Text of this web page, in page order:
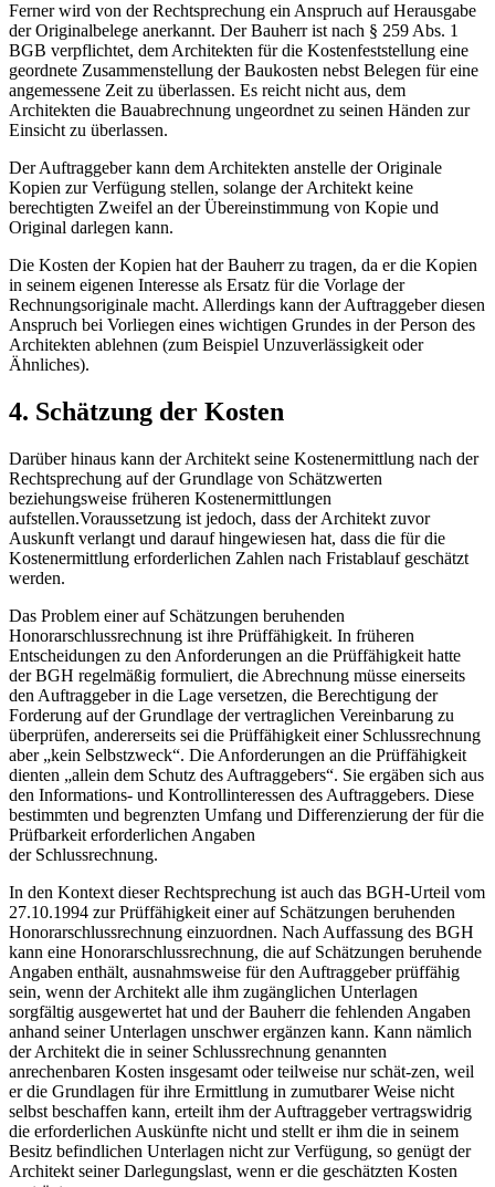
Ferner wird von der Rechtsprechung ein Anspruch auf ­Herausgabe
der Originalbelege anerkannt. Der Bauherr ist nach § 259 Abs. 1
BGB verpflichtet, dem Architekten für die Kostenfeststellung eine
geordnete Zusammenstellung der Baukosten nebst Belegen für eine
angemessene Zeit zu überlassen. Es reicht nicht aus, dem
Architekten die Bau­abrechnung ungeordnet zu seinen Händen zur
Einsicht zu überlassen.
Der Auftraggeber kann dem Architekten anstelle der Originale
Kopien zur Verfügung stellen, solange der Architekt keine
berechtigten Zweifel an der Übereinstimmung von Kopie und
Original darlegen kann.
Die Kosten der Kopien hat der Bauherr zu tragen, da er die Kopien
in seinem eigenen Interesse als Ersatz für die Vorlage der
Rechnungsoriginale macht. Allerdings kann der Auftraggeber diesen
Anspruch bei Vorliegen eines wichtigen Grundes in der Person des
Architekten ablehnen (zum Beispiel Unzuverlässigkeit oder
Ähnliches).
4. Schätzung der Kosten
Darüber hinaus kann der Architekt seine Kostenermittlung nach der
Rechtsprechung auf der Grundlage von Schätzwerten
beziehungsweise früheren Kostenermittlungen
aufstellen.Voraussetzung ist jedoch, dass der Architekt zuvor
Auskunft verlangt und darauf hingewiesen hat, dass die für die
Kostenermittlung erforderlichen Zahlen nach Fristablauf geschätzt
werden.
Das Problem einer auf Schätzungen beruhenden
Honorarschlussrechnung ist ihre Prüffähigkeit. In früheren
Entscheidungen zu den Anforderungen an die Prüffähigkeit hatte
der BGH regelmäßig formuliert, die Abrechnung müsse einerseits
den Auftraggeber in die Lage versetzen, die Berechtigung der
Forderung auf der Grundlage der vertraglichen Vereinbarung zu
überprüfen, andererseits sei die Prüffähigkeit einer Schlussrechnung
aber „kein Selbstzweck“. Die Anforderungen an die Prüffähigkeit
dienten „allein dem Schutz des Auftraggebers“. Sie ergäben sich aus
den In­formations- und Kontrollinteressen des Auftraggebers. Diese
bestimmten und begrenzten Umfang und Differen­zierung der für die
Prüfbarkeit erforderlichen Angaben
der Schlussrechnung.
In den Kontext dieser Rechtsprechung ist auch das BGH-Urteil vom
27.10.1994 zur Prüffähigkeit einer auf Schätzungen beruhenden
Honorarschlussrechnung einzuordnen. Nach Auffassung des BGH
kann eine Honorarschlussrechnung, die auf Schätzungen beruhende
Angaben enthält, ausnahmsweise für den Auftraggeber prüffähig
sein, wenn der Architekt alle ihm zugänglichen Unterlagen
sorgfältig ausgewertet hat und der Bauherr die fehlenden Angaben
anhand seiner Unterlagen unschwer ergänzen kann. Kann nämlich
der Architekt die in seiner Schlussrechnung genannten
anrechenbaren Kosten insgesamt oder teilweise nur schät-zen, weil
er die Grundlagen für ihre Ermittlung in zumutbarer Weise nicht
selbst beschaffen kann, erteilt ihm der Auftraggeber vertragswidrig
die erforderlichen Auskünfte nicht und stellt er ihm die in seinem
Besitz befindlichen Unterlagen nicht zur Verfügung, so genügt der
Architekt seiner Darlegungslast, wenn er die geschätzten Kosten